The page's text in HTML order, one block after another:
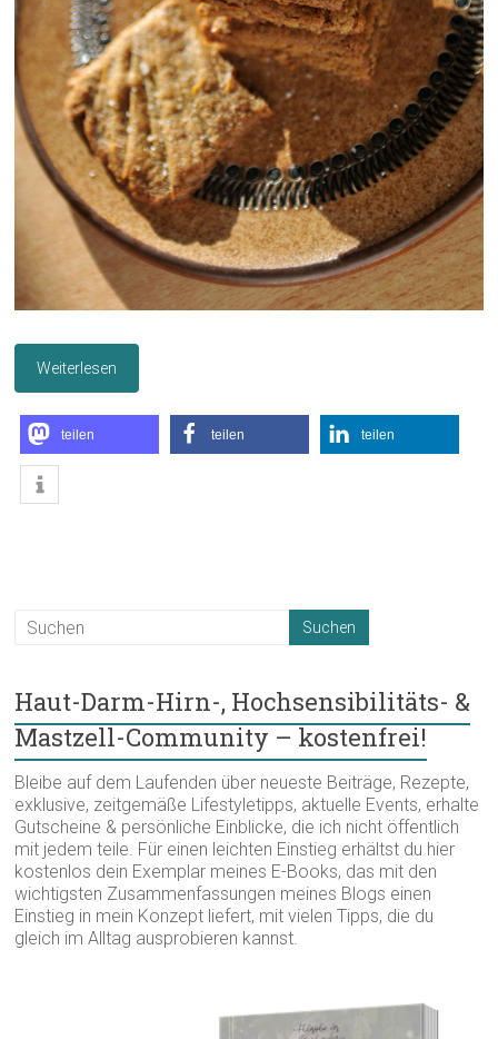
Weiterlesen
teilen teilen teilen
Haut-Darm-Hirn-, Hochsensibilitäts- &
Mastzell-Community – kostenfrei!
Bleibe auf dem Laufenden über neueste Beiträge, Rezepte,
exklusive, zeitgemäße Lifestyletipps, aktuelle Events, erhalte
Gutscheine & persönliche Einblicke, die ich nicht öffentlich
mit jedem teile. Für einen leichten Einstieg erhältst du hier
kostenlos dein Exemplar meines E-Books, das mit den
wichtigsten Zusammenfassungen meines Blogs einen
Einstieg in mein Konzept liefert, mit vielen Tipps, die du
gleich im Alltag ausprobieren kannst.